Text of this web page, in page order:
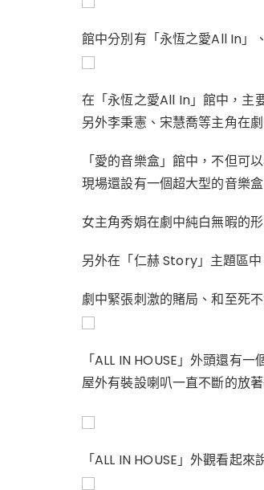
館中分別有「永恆之愛All In」
在「永恆之愛All In」館中，主
另外李秉憲、宋慧喬等主角在
「愛的音樂盒」館中，不但可
現場還設有一個超大型的音樂
女主角秀娟在劇中純白無暇的
另外在「仁赫 Story」主題區
劇中緊張刺激的賭局、和至死
「ALL IN HOUSE」外頭還有
屋外有裝設喇叭一直不斷的放
「ALL IN HOUSE」外觀看起